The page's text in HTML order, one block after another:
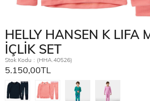
HELLY HANSEN K LIFA
İÇLİK SET
Stok Kodu (HHA.40526)
5.150,00TL